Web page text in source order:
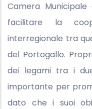
Camera
facilitare la
interregionale tra
del Portogallo.
dei legami tra i
importante per
dato che i suoi